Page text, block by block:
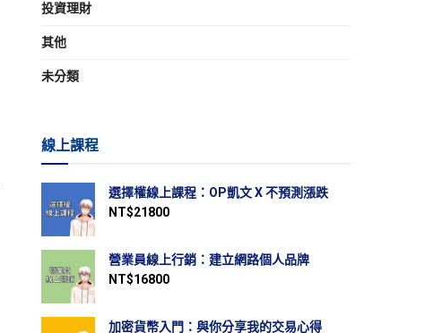
投資理財
其他
未分類
線上課程
選擇權線上課程：OP凱文 X 不預測漲跌
NT$21800
營業員線上行銷：建立網路個人品牌
NT$16800
加密貨幣入門：與你分享我的交易心得